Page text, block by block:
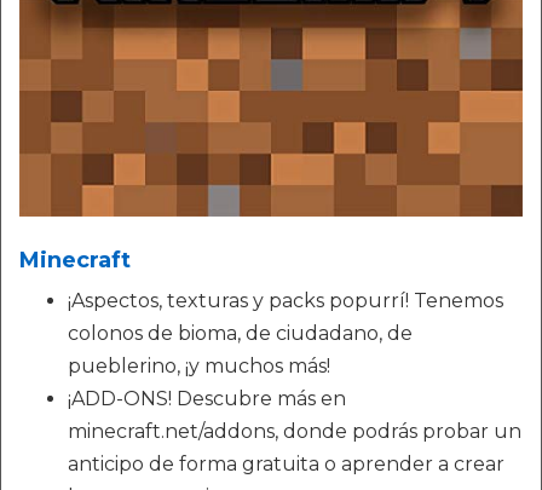
Minecraft
¡Aspectos, texturas y packs popurrí! Tenemos
colonos de bioma, de ciudadano, de
pueblerino, ¡y muchos más!
¡ADD-ONS! Descubre más en
minecraft.net/addons, donde podrás probar un
anticipo de forma gratuita o aprender a crear